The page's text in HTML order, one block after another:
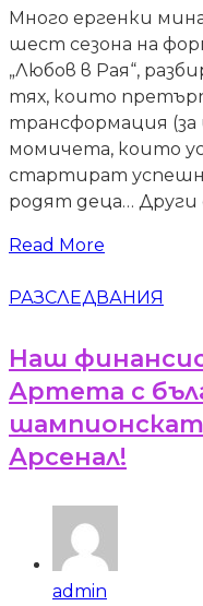
Много ергенки
шест сезона на
„Любов в Рая“,
тях, които
трансформация
момичета, които
стартират
родят деца… Други
Read More
РАЗСЛЕДВАНИЯ
Наш
Артета с
Арсенал!
admin